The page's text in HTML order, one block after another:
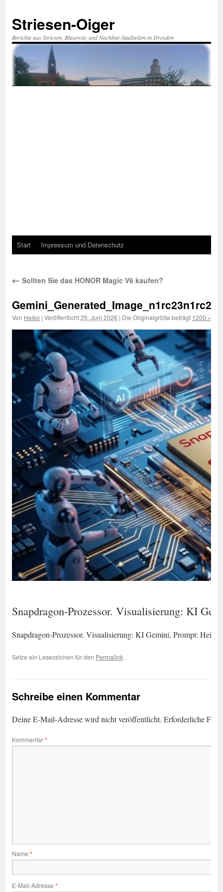
springen
Striesen-Oiger
Berichte aus Striesen, Blasewitz und Nachbar-Stadtteilen in Dresden
Start Impressum und Datenschutz
← Sollten Sie das HONOR Magic V6 kaufen?
Von Heiko | Veröffentlicht25. Juni 2026 | Die Originalgröße beträgt 1200 × 674
Snapdragon-Prozessor. Visualisierung: KI
Snapdragon-Prozessor. Visualisierung: KI Gemini, Prompt: Heiko
Setze ein Lesezeichen für den Permalink.
Schreibe einen Kommentar
Deine E-Mail-Adresse wird nicht veröffentlicht. Erforderliche
Kommentar*
Name *
E-Mail-Adresse *